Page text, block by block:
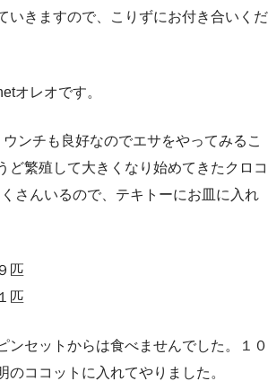
いきますので、こりずにお付き合いくだ
オレオです。
ンチも良好なのでエサをやってみるこ
ど繁殖して大きくなり始めてきたクロコ
さんいるので、テキトーにお皿に入れ
匹
ンセットからは食べませんでした。１０
のココットに入れてやりました。